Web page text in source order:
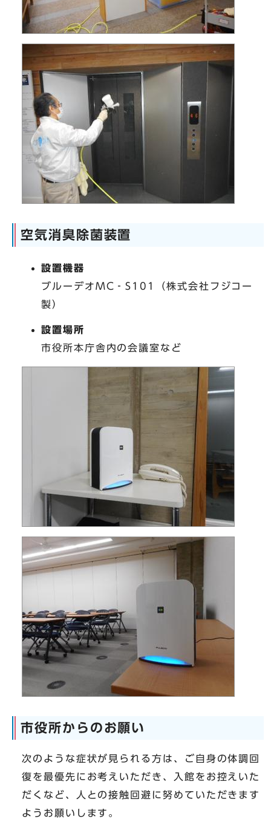
空気消臭除菌装置
設置機器
ブルーデオMC‐S101（株式会社フジコー
製）
設置場所
市役所本庁舎内の会議室など
市役所からのお願い
次のような症状が見られる方は、ご自身の体調回
復を最優先にお考えいただき、入館をお控えいた
だくなど、人との接触回避に努めていただきます
ようお願いします。